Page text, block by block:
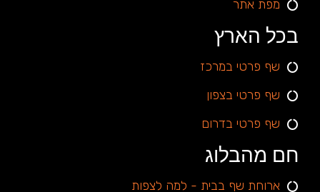
מפת אתר
בכל הארץ
שף פרטי במרכז
שף פרטי בצפון
שף פרטי בדרום
חם מהבלוג
ארוחת שף בבית - למה לצפות